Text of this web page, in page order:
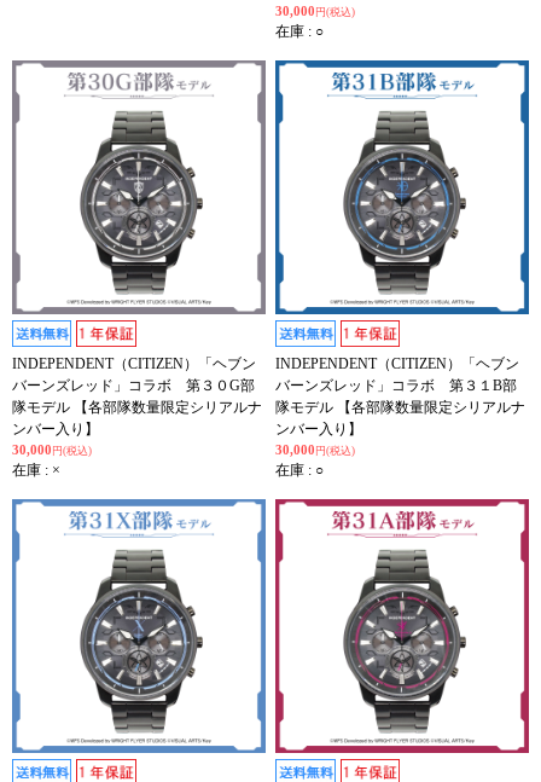
30,000 円(税込)
在庫 : ○
INDEPENDENT（CITIZEN）「ヘブン
バーンズレッド」コラボ 第３０G部
隊モデル 【各部隊数量限定シリアルナ
ンバー入り】
30,000 円(税込)
在庫 : ×
INDEPENDENT（CITIZEN）「ヘブン
バーンズレッド」コラボ 第３１B部
隊モデル 【各部隊数量限定シリアルナ
ンバー入り】
30,000 円(税込)
在庫 : ○